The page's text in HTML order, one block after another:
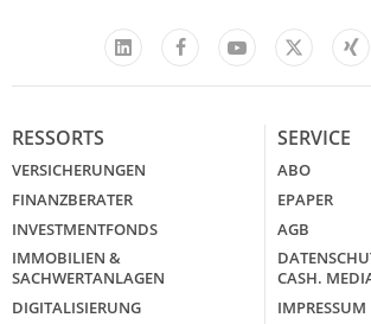
LinkedIn
FacebookYouTube
X
RESSORTS
VERSICHERUNGEN
FINANZBERATER
INVESTMENTFONDS
IMMOBILIEN &
SACHWERTANLAGEN
DIGITALISIERUNG
SERVICE
ABO
EPAPER
AGB
CASH.
IMPRESSUM